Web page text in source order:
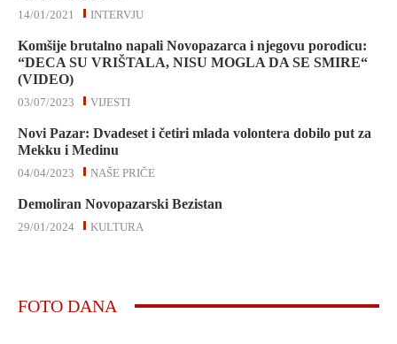
INTERVJU
14/01/2021
Komšije brutalno napali Novopazarca i njegovu porodicu:
“DECA SU VRIŠTALA, NISU MOGLA DA SE SMIRE“
(VIDEO)
VIJESTI
03/07/2023
Novi Pazar: Dvadeset i četiri mlada volontera dobilo put za
Mekku i Medinu
NAŠE PRIČE
04/04/2023
Demoliran Novopazarski Bezistan
KULTURA
29/01/2024
FOTO DANA